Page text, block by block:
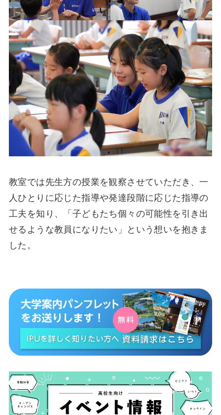
教室では先生方の授業を観察させていただき、一
人ひとりに応じた指導や発達段階に応じた指導の
工夫を知り、「子どもたち個々の可能性を引き出
せるような教員になりたい」という想いを抱きま
した。